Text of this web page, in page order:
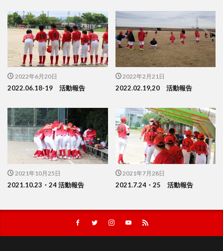
2022年6月20日
2022.06.18-19 活動報告
2022年2月21日
2022.02.19,20 活動報告
2021年10月25日
2021.10.23・24 活動報告
2021年7月28日
2021.7.24・25 活動報告